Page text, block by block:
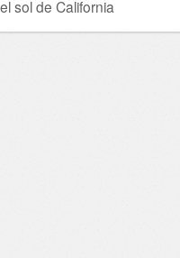
sol de California